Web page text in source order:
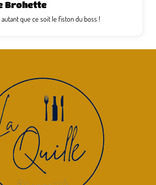
Brohette
autant que ce soit le fiston du boss !